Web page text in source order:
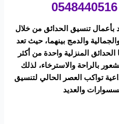
بأعمال تنسيق الحدائق من خلال
والدمج بينهما، حيث تعد
المنزلية واحدة من أكثر
بالراحة والاسترخاء، لذلك
تواكب العصر الحالي لتنسيق
والعديد